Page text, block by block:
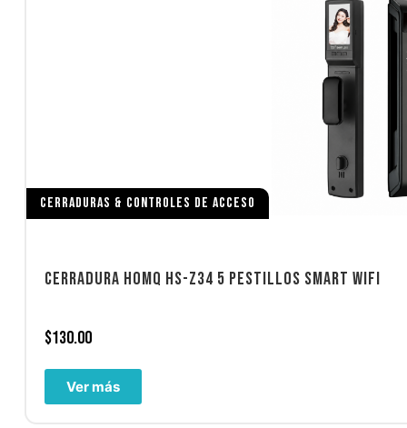
CERRADURAS & CONTROLES DE ACCESO
CERRADURA HOMQ HS-Z34 5 PESTILLOS SMART WIFI
$130.00
Ver más